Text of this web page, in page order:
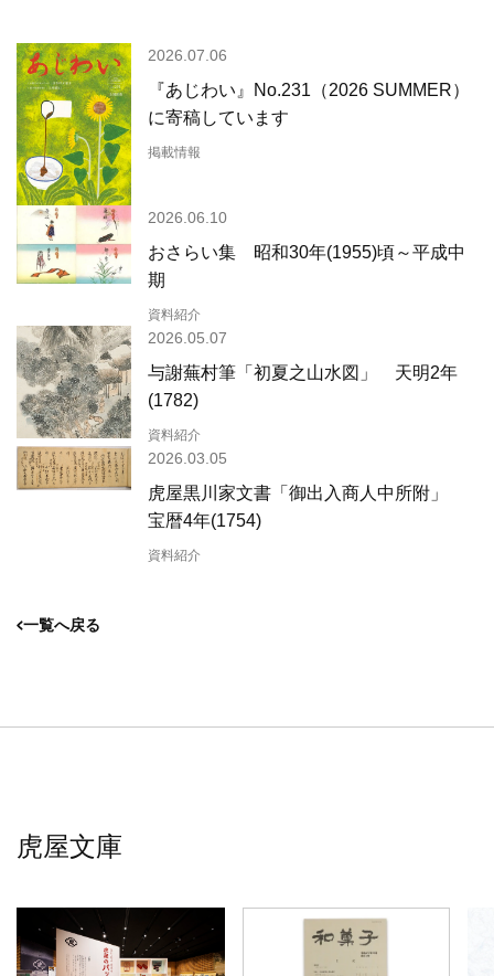
『あじわい』No.231（2026 SUMMER）
に寄稿しています
2026.07.06
掲載情報
おさらい集 昭和30年(1955)頃～平成中
期
2026.06.10
資料紹介
与謝蕪村筆「初夏之山水図」 天明2年
(1782)
2026.05.07
資料紹介
虎屋黒川家文書「御出入商人中所附」
宝暦4年(1754)
2026.03.05
資料紹介
一覧へ戻る
虎屋文庫